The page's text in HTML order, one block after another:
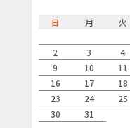
日
月 火
2
3 4
9
10 11
16
17 18
23
24 25
30
31